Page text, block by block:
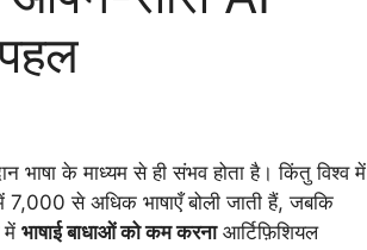
भाषा के माध्यम से ही संभव होता है। किंतु विश्व में
7,000 से अधिक भाषाएँ बोली जाती हैं, जबकि
में भाषाई बाधाओं को कम करनाआर्टिफ़िशियल